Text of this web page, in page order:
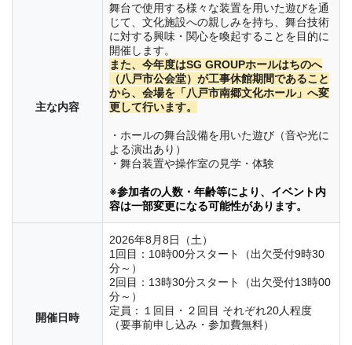
主な内容
舞台で使用する様々な装置を用いた遊びを通
じて、文化施設への親しみを持ち、舞台技術
に対する興味・関心を喚起することを目的に
開催します。
また、今年度はSG GROUPホールはちのへ
（八戸市公会堂）が工事休館期間であること
から、会場を「八戸市南郷文化ホール」へ変
更して行います。
・ホールの舞台設備を用いた遊び（音や光に
よる演出あり）
・舞台装置や操作室の見学・体験
※参加者の人数・年齢等により、イベント内
容は一部変更になる可能性があります。
開催日時
2026年8月8日（土）
1回目：10時00分スタート（出欠受付9時30
分～）
2回目：13時30分スタート（出欠受付13時00
分～）
定員：１回目・２回目 それぞれ20人程度
（要事前申し込み・参加費無料）